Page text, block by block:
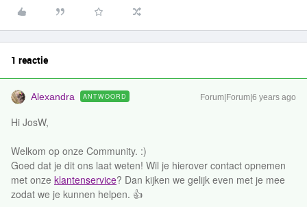
1 reactie
Alexandra ANTWOORD Forum|Forum|6 years ago
Hi JosW,
Welkom op onze Community. :)
Goed dat je dit ons laat weten! Wil je hierover contact opnemen
met onze klantenservice? Dan kijken we gelijk even met je mee
zodat we je kunnen helpen. 👍